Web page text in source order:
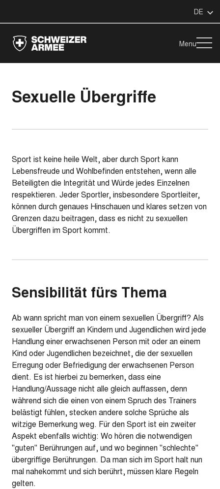
DE
Menu
Sexuelle Übergriffe
Sport ist keine heile Welt, aber durch Sport kann
Lebensfreude und Wohlbefinden entstehen, wenn alle
Beteiligten die Integrität und Würde jedes Einzelnen
respektieren. Jeder Sportler, insbesondere Sportleiter,
können durch genaues Hinschauen und klares setzen von
Grenzen dazu beitragen, dass es nicht zu sexuellen
Übergriffen im Sport kommt.
Sensibilität fürs Thema
Ab wann spricht man von einem sexuellen Übergriff? Als
sexueller Übergriff an Kindern und Jugendlichen wird jede
Handlung einer erwachsenen Person mit oder an einem
Kind oder Jugendlichen bezeichnet, die der sexuellen
Erregung oder Befriedigung der erwachsenen Person
dient. Es ist hierbei zu bemerken, dass eine
Handlung/Aussage nicht alle gleich auffassen, denn
während sich die einen von einem Spruch des Trainers
belästigt fühlen, stecken andere solche Sprüche als
witzige Bemerkung weg. Für den Sport ist ein zweiter
Aspekt ebenfalls wichtig: Wo hören die notwendigen
"guten" Berührungen auf, und wo beginnen "schlechte"
übergriffige Berührungen. Da man sich im Sport halt nun
mal nahekommt und sich berührt, müssen klare Regeln
gelten.